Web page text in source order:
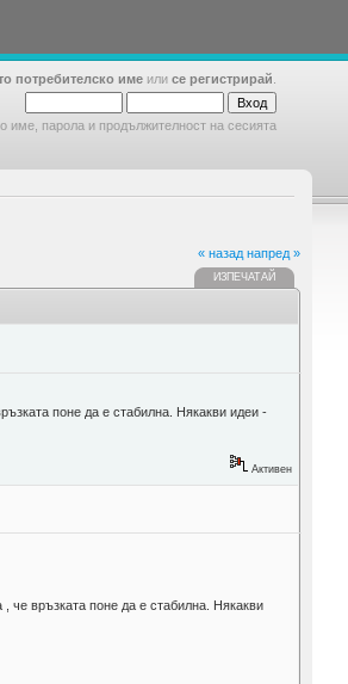
потребителско име или се регистрирай
име, парола и продължителност на сесията
« назад напред »
ИЗПЕЧАТАЙ
поне да е стабилна. Някакви идеи -
Активен
че връзката поне да е стабилна. Някакви